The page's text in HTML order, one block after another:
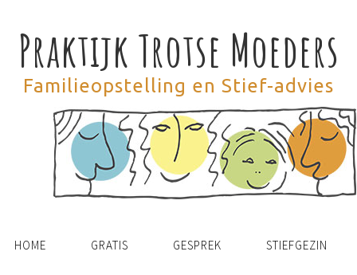
Praktijk Trotse Moeders
Familieopstelling en Stief-advies
HOME GRATIS GESPREK STIEFGEZIN